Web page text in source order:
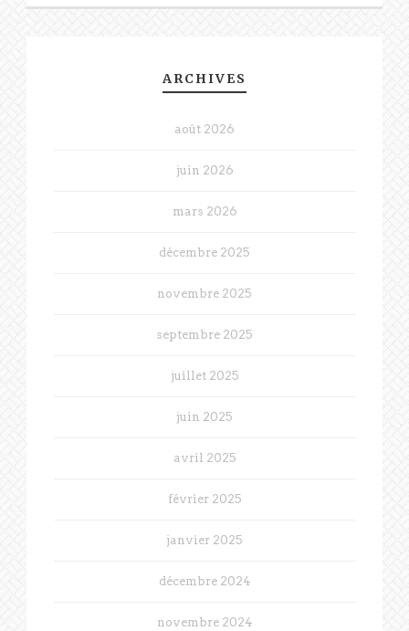
ARCHIVES
août 2026
juin 2026
mars 2026
décembre 2025
novembre 2025
septembre 2025
juillet 2025
juin 2025
avril 2025
février 2025
janvier 2025
décembre 2024
novembre 2024